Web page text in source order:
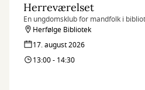
Herreværelset
En ungdomsklub for mandfolk i
Herfølge Bibliotek
17. august 2026
13:00 - 14:30